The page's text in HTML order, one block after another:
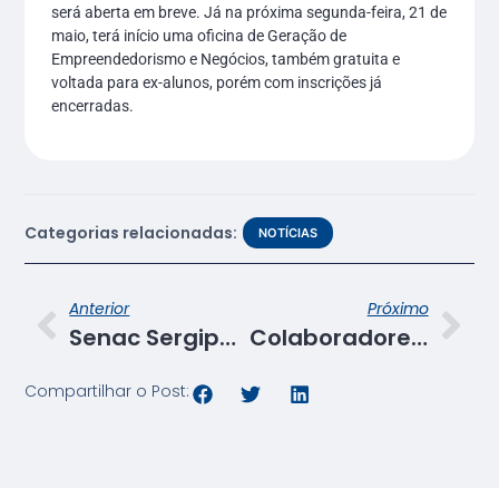
será aberta em breve. Já na próxima segunda-feira, 21 de
maio, terá início uma oficina de Geração de
Empreendedorismo e Negócios, também gratuita e
voltada para ex-alunos, porém com inscrições já
encerradas.
Categorias relacionadas: NOTÍCIAS
Anterior
Senac Sergipe vence concurso de novos estilistas no Ceará
Próximo
Colaboradores participam de curso sobre Feedback
Compartilhar o Post: